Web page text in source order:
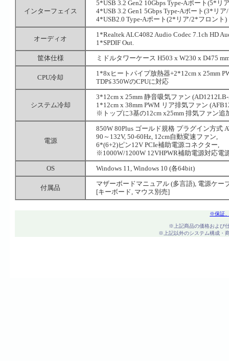
インターフェイス
5*USB 3.2 Gen2 10Gbps Type-Aポート(5*リ
4*USB 3.2 Gen1 5Gbps Type-Aポート(3*リ
4*USB2.0 Type-Aポート(2*リア/2*フロント)
オーディオ
1*Realtek ALC4082 Audio Codec 7.1ch HD
1*SPDIF Out.
筐体仕様
ミドルタワーケース H503 x W230 x D475
CPU冷却
1*8xヒートパイプ放熱器+2*12cm x 25mm
TDP≦350WのCPUに対応
システム冷却
3*12cm x 25mm 静音吸気ファン
1*12cm x 38mm PWM リア排気ファン
※トップに3基の12cm x25mm 排気ファン追
電源
850W 80Plus ゴールド規格 プラグイン方式
90～132V, 50-60Hz, 12cm自動変速ファン,
6*(6+2)ピン12V PCIe補助電源コネクター,
※1000W/1200W 12VHPWR補助電源対応電
OS
Windows 11, Windows 10 (各64bit)
付属品
マザーボードマニュアル (多言語), 電源ケー
[キーボード, マウス別売]
※保証
※上記商品の価格および
※上記以外のシステム構成・